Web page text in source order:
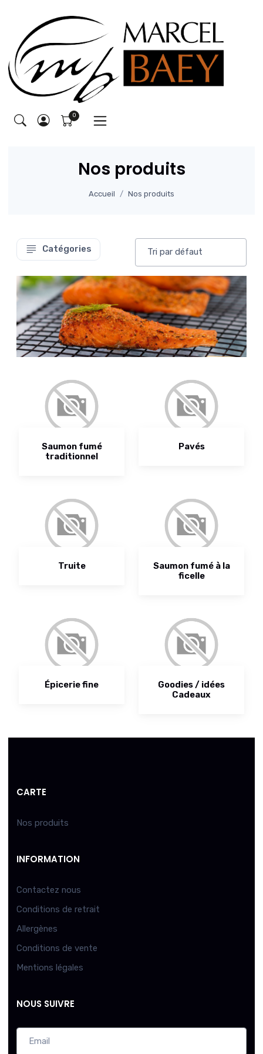
Nos produits
Accueil Nos produits
Catégories
Saumon fumé
traditionnel
Pavés
Truite
Saumon fumé à la
ficelle
Épicerie fine
Goodies / idées
Cadeaux
CARTE
Nos produits
INFORMATION
Contactez nous
Conditions de retrait
Allergènes
Conditions de vente
Mentions légales
NOUS SUIVRE